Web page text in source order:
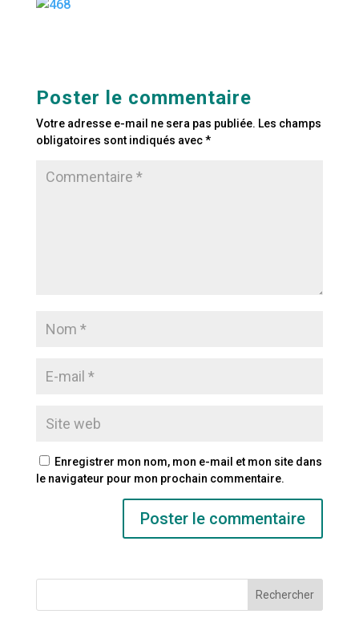
Poster le commentaire
Votre adresse e-mail ne sera pas publiée. Les champs
obligatoires sont indiqués avec*
Enregistrer mon nom, mon e-mail et mon site dans
le navigateur pour mon prochain commentaire.
Rechercher